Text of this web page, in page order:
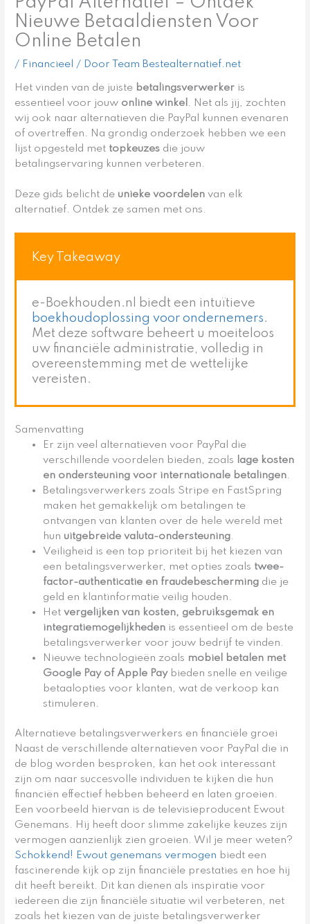
Nieuwe Betaaldiensten Voor
Online Betalen
/ Financieel / Door Team Bestealternatief.net
Het vinden van de juiste betalingsverwerker is
essentieel voor jouw online winkel. Net als jij, zochten
wij ook naar alternatieven die PayPal kunnen evenaren
of overtreffen. Na grondig onderzoek hebben we een
lijst opgesteld met topkeuzes die jouw
betalingservaring kunnen verbeteren.
Deze gids belicht de unieke voordelen van elk
alternatief. Ontdek ze samen met ons.
Key Takeaway
e-Boekhouden.nl biedt een intuïtieve
boekhoudoplossing voor ondernemers.
Met deze software beheert u moeiteloos
uw financiële administratie, volledig in
overeenstemming met de wettelijke
vereisten.
Samenvatting
Er zijn veel alternatieven voor PayPal die
verschillende voordelen bieden, zoals lage kosten
en ondersteuning voor internationale betalingen.
Betalingsverwerkers zoals Stripe en FastSpring
maken het gemakkelijk om betalingen te
ontvangen van klanten over de hele wereld met
hun uitgebreide valuta-ondersteuning.
Veiligheid is een top prioriteit bij het kiezen van
een betalingsverwerker, met opties zoals twee-
factor-authenticatie en fraudebescherming die je
geld en klantinformatie veilig houden.
Hetvergelijken van kosten, gebruiksgemak en
integratiemogelijkheden is essentieel om de beste
betalingsverwerker voor jouw bedrijf te vinden.
Nieuwe technologieën zoals mobiel betalen met
Google Pay of Apple Paybieden snelle en veilige
betaalopties voor klanten, wat de verkoop kan
stimuleren.
Alternatieve betalingsverwerkers en financiële groei
Naast de verschillende alternatieven voor PayPal die in
de blog worden besproken, kan het ook interessant
zijn om naar succesvolle individuen te kijken die hun
financiën effectief hebben beheerd en laten groeien.
Een voorbeeld hiervan is de televisieproducent Ewout
Genemans. Hij heeft door slimme zakelijke keuzes zijn
vermogen aanzienlijk zien groeien. Wil je meer weten?
Schokkend! Ewout genemans vermogen biedt een
fascinerende kijk op zijn financiële prestaties en hoe hij
dit heeft bereikt. Dit kan dienen als inspiratie voor
iedereen die zijn financiële situatie wil verbeteren, net
zoals het kiezen van de juiste betalingsverwerker